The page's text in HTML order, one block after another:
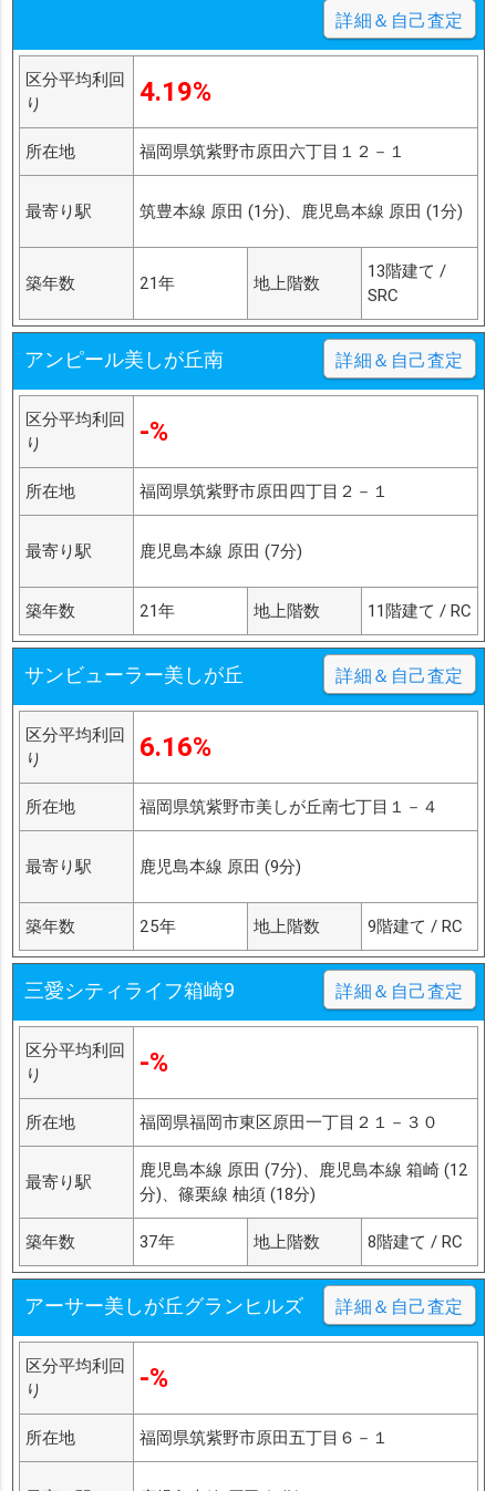
詳細＆自己査定
区分平均利回
り
4.19%
所在地 福岡県筑紫野市原田六丁目１２－１
最寄り駅 筑豊本線 原田 (1分)、鹿児島本線 原田 (1分)
築年数 21年 地上階数
13階建て /
SRC
アンピール美しが丘南 詳細＆自己査定
区分平均利回
り
-%
所在地 福岡県筑紫野市原田四丁目２－１
最寄り駅 鹿児島本線 原田 (7分)
築年数 21年 地上階数 11階建て / RC
サンビューラー美しが丘 詳細＆自己査定
区分平均利回
り
6.16%
所在地 福岡県筑紫野市美しが丘南七丁目１－４
最寄り駅 鹿児島本線 原田 (9分)
築年数 25年 地上階数 9階建て / RC
三愛シティライフ箱崎9 詳細＆自己査定
区分平均利回
り
-%
所在地 福岡県福岡市東区原田一丁目２１－３０
最寄り駅
鹿児島本線 原田 (7分)、鹿児島本線 箱崎 (12
分)、篠栗線 柚須 (18分)
築年数 37年 地上階数 8階建て / RC
アーサー美しが丘グランヒルズ 詳細＆自己査定
区分平均利回
り
-%
所在地 福岡県筑紫野市原田五丁目６－１